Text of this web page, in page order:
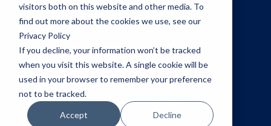
visitors both on this website and other media. To
find out more about the cookies we use, see our
Privacy Policy
If you decline, your information won’t be tracked
when you visit this website. A single cookie will be
used in your browser to remember your preference
not to be tracked.
Accept Decline
ENTRENAMIENTO
PRAGMA
ACADEMY
Entrenamiento inteligente e integral
para el desarrollo de tu personal y del